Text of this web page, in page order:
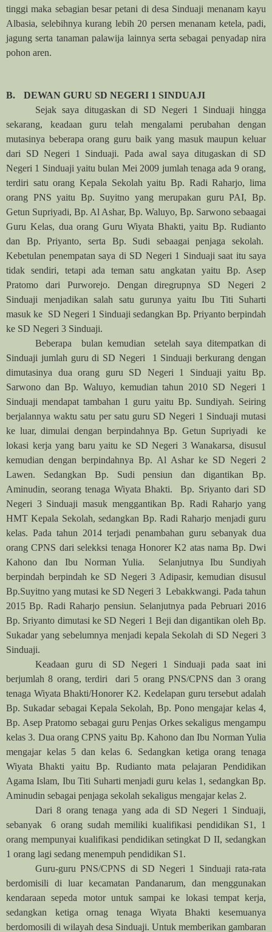
tinggi maka sebagian besar petani di desa Sinduaji menanam kayu
Albasia, selebihnya kurang lebih 20 persen menanam ketela, padi,
jagung serta tanaman palawija lainnya serta sebagai penyadap nira
pohon aren.
B.
DEWAN GURU SD NEGERI 1 SINDUAJI
Sejak saya ditugaskan di SD Negeri 1 Sinduaji hingga
sekarang, keadaan guru telah mengalami perubahan dengan
mutasinya beberapa orang guru baik yang masuk maupun keluar
dari SD Negeri 1 Sinduaji. Pada awal saya ditugaskan di SD
Negeri 1 Sinduaji yaitu bulan Mei 2009 jumlah tenaga ada 9 orang,
terdiri satu orang Kepala Sekolah yaitu Bp. Radi Raharjo, lima
orang PNS yaitu Bp. Suyitno yang merupakan guru PAI, Bp.
Getun Supriyadi, Bp. Al Ashar, Bp. Waluyo, Bp. Sarwono sebaagai
Guru Kelas, dua orang Guru Wiyata Bhakti, yaitu Bp. Rudianto
dan Bp. Priyanto, serta Bp. Sudi sebaagai penjaga sekolah.
Kebetulan penempatan saya di SD Negeri 1 Sinduaji saat itu saya
tidak sendiri, tetapi ada teman satu angkatan yaitu Bp. Asep
Pratomo dari Purworejo. Dengan diregrupnya SD Negeri 2
Sinduaji menjadikan salah satu gurunya yaitu Ibu Titi Suharti
masuk ke SD Negeri 1 Sinduaji sedangkan Bp. Priyanto berpindah
ke SD Negeri 3 Sinduaji.
Beberapa bulan kemudian setelah saya ditempatkan di
Sinduaji jumlah guru di SD Negeri 1 Sinduaji berkurang dengan
dimutasinya dua orang guru SD Negeri 1 Sinduaji yaitu Bp.
Sarwono dan Bp. Waluyo, kemudian tahun 2010 SD Negeri 1
Sinduaji mendapat tambahan 1 guru yaitu Bp. Sundiyah. Seiring
berjalannya waktu satu per satu guru SD Negeri 1 Sinduaji mutasi
ke luar, dimulai dengan berpindahnya Bp. Getun Supriyadi ke
lokasi kerja yang baru yaitu ke SD Negeri 3 Wanakarsa, disusul
kemudian dengan berpindahnya Bp. Al Ashar ke SD Negeri 2
Lawen. Sedangkan Bp. Sudi pensiun dan digantikan Bp.
Aminudin, seorang tenaga Wiyata Bhakti. Bp. Sriyanto dari SD
Negeri 3 Sinduaji masuk menggantikan Bp. Radi Raharjo yang
HMT Kepala Sekolah, sedangkan Bp. Radi Raharjo menjadi guru
kelas. Pada tahun 2014 terjadi penambahan guru sebanyak dua
orang CPNS dari selekksi tenaga Honorer K2 atas nama Bp. Dwi
Kahono dan Ibu Norman Yulia. Selanjutnya Ibu Sundiyah
berpindah berpindah ke SD Negeri 3 Adipasir, kemudian disusul
Bp.Suyitno yang mutasi ke SD Negeri 3 Lebakkwangi. Pada tahun
2015 Bp. Radi Raharjo pensiun. Selanjutnya pada Pebruari 2016
Bp. Sriyanto dimutasi ke SD Negeri 1 Beji dan digantikan oleh Bp.
Sukadar yang sebelumnya menjadi kepala Sekolah di SD Negeri 3
Sinduaji.
Keadaan guru di SD Negeri 1 Sinduaji pada saat ini
berjumlah 8 orang, terdiri dari 5 orang PNS/CPNS dan 3 orang
tenaga Wiyata Bhakti/Honorer K2. Kedelapan guru tersebut adalah
Bp. Sukadar sebagai Kepala Sekolah, Bp. Pono mengajar kelas 4,
Bp. Asep Pratomo sebagai guru Penjas Orkes sekaligus mengampu
kelas 3. Dua orang CPNS yaitu Bp. Kahono dan Ibu Norman Yulia
mengajar kelas 5 dan kelas 6. Sedangkan ketiga orang tenaga
Wiyata Bhakti yaitu Bp. Rudianto mata pelajaran Pendidikan
Agama Islam, Ibu Titi Suharti menjadi guru kelas 1, sedangkan Bp.
Aminudin sebagai penjaga sekolah sekaligus mengajar kelas 2.
Dari 8 orang tenaga yang ada di SD Negeri 1 Sinduaji,
sebanyak 6 orang sudah memiliki kualifikasi pendidikan S1, 1
orang mempunyai kualifikasi pendidikan setingkat D II, sedangkan
1 orang lagi sedang menempuh pendidikan S1.
Guru-guru PNS/CPNS di SD Negeri 1 Sinduaji rata-rata
berdomisili di luar kecamatan Pandanarum, dan menggunakan
kendaraan sepeda motor untuk sampai ke lokasi tempat kerja,
sedangkan ketiga ornag tenaga Wiyata Bhakti kesemuanya
berdomosili di wilayah desa Sinduaji. Untuk memberikan gambaran